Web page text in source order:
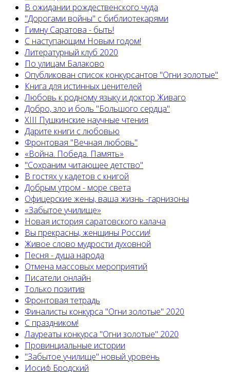
В ожидании рождественского чуда
"Дорогами войны" с библиотекарями
Гимну Саратова - быть!
С наступающим Новым годом!
Литературный клуб 2020
По улицам Балаково
Опубликован список конкурсантов "Огни золотые"
Книга для истинных ценителей
Любовь к родному языку и доктор Живаго
Добро, зло и боль "Большого сердца"
XIII Пушкинские научные чтения
Дарите книги с любовью
Фронтовая "Вечная любовь"
«Война. Победа. Память»
"Сохраним читающее детство"
В гостях у кадетов с книгой
Добрым утром - море света
Офицерские жены, ваша жизнь -гарнизоны
«Забытое училище»
Новая история саратовского калача
Вы прекрасны, женщины России!
Живое слово мудрости духовной
Песня - душа народа
Отмена массовых мероприятий
Писатели онлайн
Только позитив
Фронтовая тетрадь
Финалисты конкурса "Огни золотые" 2020
С праздником!
Лауреаты конкурса "Огни золотые" 2020
Провинциальные истории
"Забытое училище" новый уровень
Иосиф Бродский